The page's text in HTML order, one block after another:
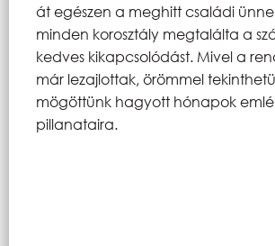
át egészen a meghitt családi
minden korosztály megtalálta a
kedves kikapcsolódást. Mivel a
már lezajlottak, örömmel
mögöttünk hagyott hónapok
pillanataira.